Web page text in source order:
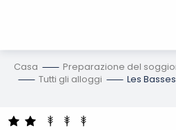
Casa Preparazione del
Tutti gli alloggi
Les